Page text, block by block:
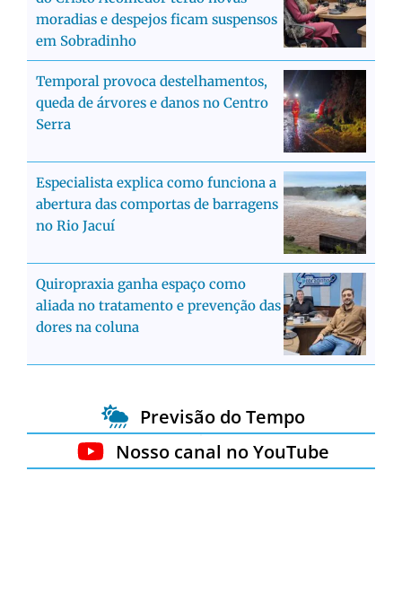
moradias e despejos ficam suspensos
em Sobradinho
Temporal provoca destelhamentos,
queda de árvores e danos no Centro
Serra
Especialista explica como funciona a
abertura das comportas de barragens
no Rio Jacuí
Quiropraxia ganha espaço como
aliada no tratamento e prevenção das
dores na coluna
Previsão do Tempo
Nosso canal no YouTube